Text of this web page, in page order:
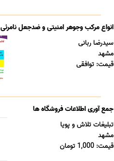
انواع مرکب وجوهر امنیتی و ضدجعل نامرئی
سیدرضا ربانی
مشهد
قیمت: توافقی
جمع آوری اطلاعات فروشگاه ها
تبلیغات تلاش و پویا
مشهد
قیمت: 1,000 تومان